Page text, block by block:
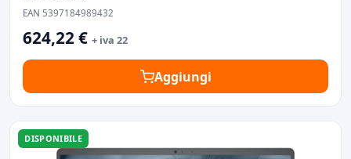
EAN 5397184989432
624,22 € + iva 22
Aggiungi
DISPONIBILE